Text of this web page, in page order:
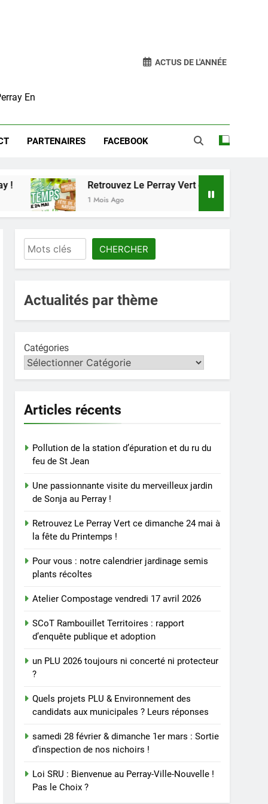
En
ACTUS DE L'ANNÉE
PARTENAIRES FACEBOOK
Retrouvez Le Perray Vert ce dimanche 24 mai à
1 Mois Ago
Rechercher CHERCHER
Actualités par thème
Catégories
Articles récents
Pollution de la station d’épuration et du ru du
feu de St Jean
Une passionnante visite du merveilleux jardin
de Sonja au Perray !
Retrouvez Le Perray Vert ce dimanche 24 mai à
la fête du Printemps !
Pour vous : notre calendrier jardinage semis
plants récoltes
Atelier Compostage vendredi 17 avril 2026
SCoT Rambouillet Territoires : rapport
d’enquête publique et adoption
un PLU 2026 toujours ni concerté ni protecteur
?
Quels projets PLU & Environnement des
candidats aux municipales ? Leurs réponses
samedi 28 février & dimanche 1er mars : Sortie
d’inspection de nos nichoirs !
Loi SRU : Bienvenue au Perray-Ville-Nouvelle !
Pas le Choix ?